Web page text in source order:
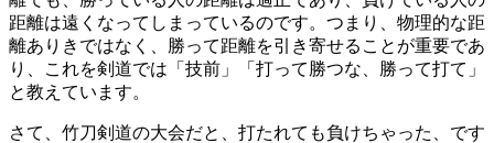
距離は遠くなってしまっているのです。つまり、物理的な距
離ありきではなく、勝って距離を引き寄せることが重要であ
り、これを剣道では「技前」「打って勝つな、勝って打て」
と教えています。
さて、竹刀剣道の大会だと、打たれても負けちゃった、です